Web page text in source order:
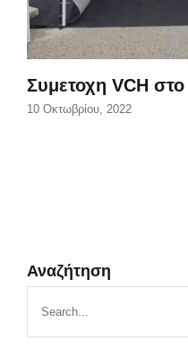
Συμετοχη VCH
10 Οκτωβρίου, 2022
Αναζήτηση